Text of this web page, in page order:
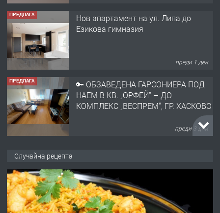
ПРЕДЛАГА
Нов апартамент на ул. Липа до
Езикова гимназия
преди 1 ден
ПРЕДЛАГА
🔑 ОБЗАВЕДЕНА ГАРСОНИЕРА ПОД
НАЕМ В КВ. „ОРФЕЙ“ – ДО
КОМПЛЕКС „ВЕСПРЕМ“, ГР. ХАСКОВО
преди 3 дни
АПАРТАМЕНТ В ЦЕНТЪРА НА ГР.
ХАСКОВО
Случайна рецепта